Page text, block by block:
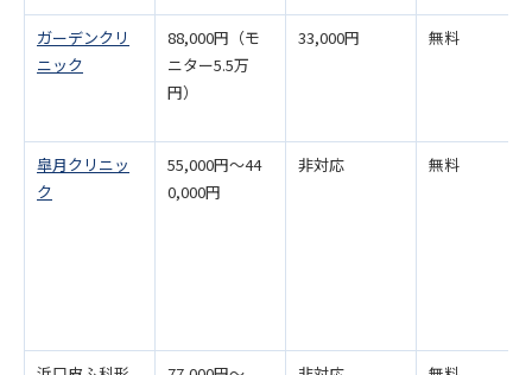
ガーデンクリ
ニック
88,000円（モ
ニター5.5万
円）
33,000円 無料
皐月クリニッ
ク
55,000円～44
0,000円
非対応 無料